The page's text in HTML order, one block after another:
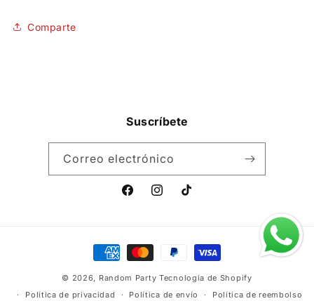
SKU:Comparte
Suscríbete
Correo electrónico
FacebookInstagramTikTok
Formas
de
pago
© 2026, Random Party Tecnología de Shopify
Política de privacidad
Política de envío Política de reembolso